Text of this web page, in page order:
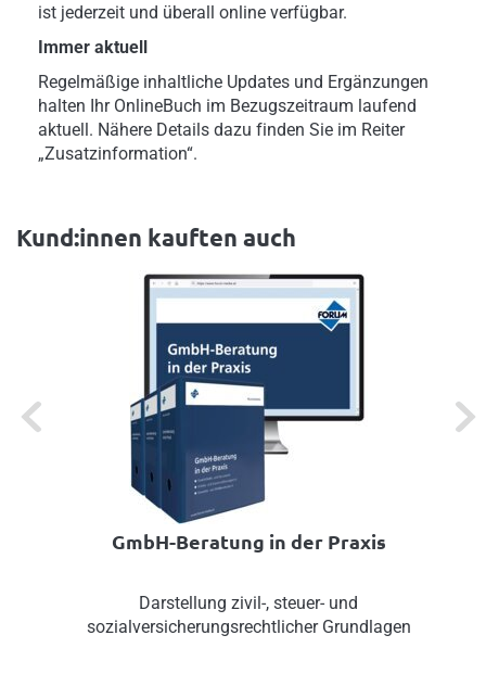
ist jederzeit und überall online verfügbar.
Immer aktuell
Regelmäßige inhaltliche Updates und Ergänzungen
halten Ihr OnlineBuch im Bezugszeitraum laufend
aktuell. Nähere Details dazu finden Sie im Reiter
„Zusatzinformation“.
Kund:innen kauften auch
Previous Next
GmbH-Beratung in der Praxis
Darstellung zivil-, steuer- und
sozialversicherungsrechtlicher Grundlagen